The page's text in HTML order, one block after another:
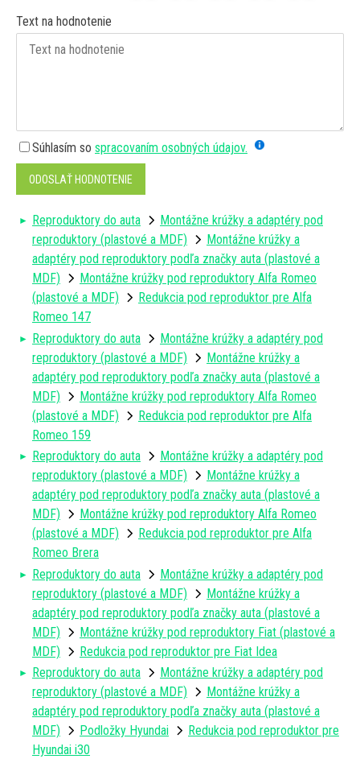
Text na hodnotenie
Súhlasím so spracovaním osobných údajov.
ODOSLAŤ HODNOTENIE
Reproduktory do auta
Montážne krúžky a adaptéry pod
reproduktory (plastové a MDF)
Montážne krúžky a
adaptéry pod reproduktory podľa značky auta (plastové a
MDF)
Montážne krúžky pod reproduktory Alfa Romeo
(plastové a MDF)
Redukcia pod reproduktor pre Alfa
Romeo 147
Reproduktory do auta
Montážne krúžky a adaptéry pod
reproduktory (plastové a MDF)
Montážne krúžky a
adaptéry pod reproduktory podľa značky auta (plastové a
MDF)
Montážne krúžky pod reproduktory Alfa Romeo
(plastové a MDF)
Redukcia pod reproduktor pre Alfa
Romeo 159
Reproduktory do auta
Montážne krúžky a adaptéry pod
reproduktory (plastové a MDF)
Montážne krúžky a
adaptéry pod reproduktory podľa značky auta (plastové a
MDF)
Montážne krúžky pod reproduktory Alfa Romeo
(plastové a MDF)
Redukcia pod reproduktor pre Alfa
Romeo Brera
Reproduktory do auta
Montážne krúžky a adaptéry pod
reproduktory (plastové a MDF)
Montážne krúžky a
adaptéry pod reproduktory podľa značky auta (plastové a
MDF)
Montážne krúžky pod reproduktory Fiat (plastové a
MDF)
Redukcia pod reproduktor pre Fiat Idea
Reproduktory do auta
Montážne krúžky a adaptéry pod
reproduktory (plastové a MDF)
Montážne krúžky a
adaptéry pod reproduktory podľa značky auta (plastové a
MDF)
Podložky Hyundai
Redukcia pod reproduktor pre
Hyundai i30